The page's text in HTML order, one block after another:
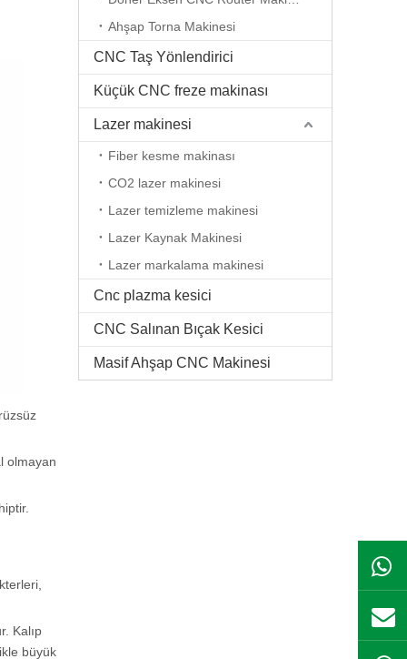
olmayan
Kalıp
büyük
Ahşap Torna Makinesi
CNC Taş Yönlendirici
Küçük CNC freze makinası
Lazer makinesi
Fiber kesme makinası
CO2 lazer makinesi
Lazer temizleme makinesi
Lazer Kaynak Makinesi
Lazer markalama makinesi
Cnc plazma kesici
CNC Salınan Bıçak Kesici
Masif Ahşap CNC Makinesi